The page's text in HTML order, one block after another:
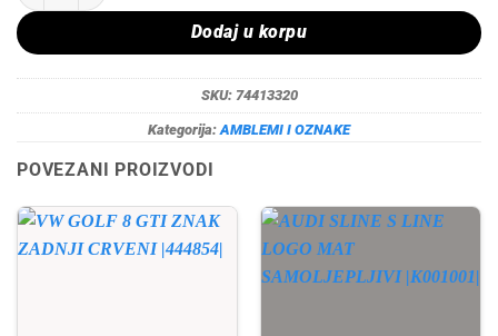
Dodaj u korpu
SKU: 74413320
Kategorija: AMBLEMI I OZNAKE
POVEZANI PROIZVODI